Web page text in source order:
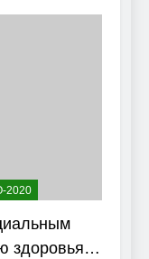
2020
здоровья